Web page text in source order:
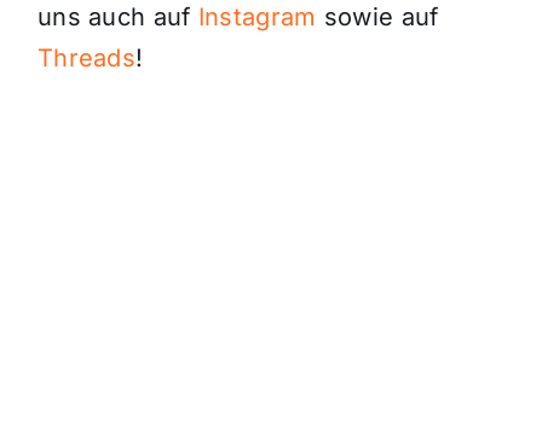
uns auch auf Instagram sowie auf
Threads!